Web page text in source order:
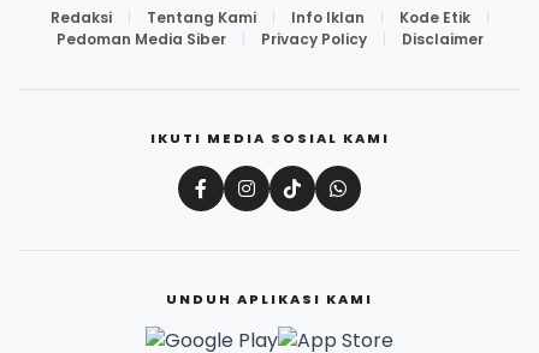
Redaksi Tentang Kami Info Iklan Kode Etik
Pedoman Media Siber
Privacy Policy Disclaimer
IKUTI MEDIA SOSIAL KAMI
UNDUH APLIKASI KAMI